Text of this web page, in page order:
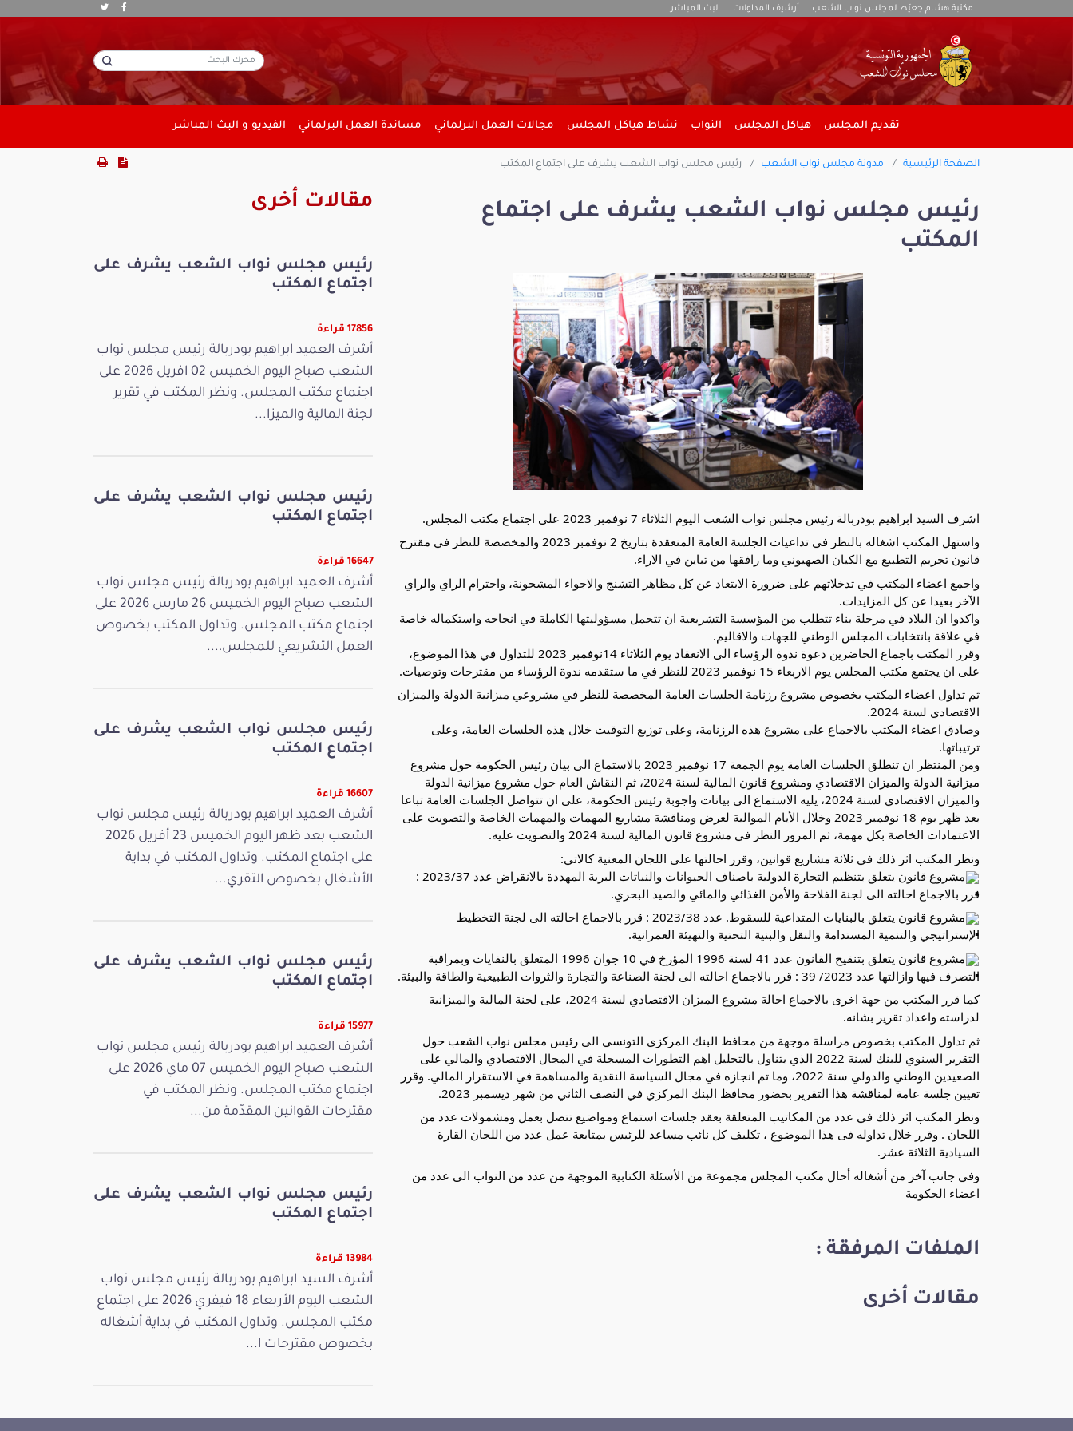
مكتبة هشام جعيّط لمجلس نواب الشعب أرشيف المداولات البث المباشر
تقديم المجلس هياكل المجلس النواب نشاط هياكل المجلس مجالات العمل البرلماني مساندة العمل البرلماني الفيديو و البث المباشر
الصفحة الرئيسية مدونة مجلس نواب الشعب رئيس مجلس نواب الشعب يشرف على اجتماع المكتب
رئيس مجلس نواب الشعب يشرف على اجتماع
المكتب
اشرف السيد ابراهيم بودربالة رئيس مجلس نواب الشعب اليوم الثلاثاء 7 نوفمبر 2023 على اجتماع مكتب المجلس.
واستهل المكتب اشغاله بالنظر في تداعيات الجلسة العامة المنعقدة بتاريخ 2 نوفمبر 2023 والمخصصة للنظر في مقترح
قانون تجريم التطبيع مع الكيان الصهيوني وما رافقها من تباين في الاراء.
واجمع اعضاء المكتب في تدخلاتهم على ضرورة الابتعاد عن كل مظاهر التشنج والاجواء المشحونة، واحترام الراي والراي
الآخر بعيدا عن كل المزايدات.
واكدوا ان البلاد في مرحلة بناء تتطلب من المؤسسة التشريعية ان تتحمل مسؤوليتها الكاملة في انجاحه واستكماله خاصة
في علاقة بانتخابات المجلس الوطني للجهات والاقاليم.
وقرر المكتب باجماع الحاضرين دعوة ندوة الرؤساء الى الانعقاد يوم الثلاثاء 14نوفمبر 2023 للتداول في هذا الموضوع،
على ان يجتمع مكتب المجلس يوم الاربعاء 15 نوفمبر 2023 للنظر في ما ستقدمه ندوة الرؤساء من مقترحات وتوصيات.
ثم تداول اعضاء المكتب بخصوص مشروع رزنامة الجلسات العامة المخصصة للنظر في مشروعي ميزانية الدولة والميزان
الاقتصادي لسنة 2024.
وصادق اعضاء المكتب بالاجماع على مشروع هذه الرزنامة، وعلى توزيع التوقيت خلال هذه الجلسات العامة، وعلى
ترتيباتها.
ومن المنتظر ان تنطلق الجلسات العامة يوم الجمعة 17 نوفمبر 2023 بالاستماع الى بيان رئيس الحكومة حول مشروع
ميزانية الدولة والميزان الاقتصادي ومشروع قانون المالية لسنة 2024، ثم النقاش العام حول مشروع ميزانية الدولة
والميزان الاقتصادي لسنة 2024، يليه الاستماع الى بيانات واجوبة رئيس الحكومة، على ان تتواصل الجلسات العامة تباعا
بعد ظهر يوم 18 نوفمبر 2023 وخلال الأيام الموالية لعرض ومناقشة مشاريع المهمات والمهمات الخاصة والتصويت على
الاعتمادات الخاصة بكل مهمة، ثم المرور النظر في مشروع قانون المالية لسنة 2024 والتصويت عليه.
ونظر المكتب اثر ذلك في ثلاثة مشاريع قوانين، وقرر احالتها على اللجان المعنية كالاتي:
مشروع قانون يتعلق بتنظيم التجارة الدولية باصناف الحيوانات والنباتات البرية المهددة بالانقراض عدد 2023/37 :
قرر بالاجماع احالته الى لجنة الفلاحة والأمن الغذائي والمائي والصيد البحري.
مشروع قانون يتعلق بالبنايات المتداعية للسقوط. عدد 2023/38 : قرر بالاجماع احالته الى لجنة التخطيط
الإستراتيجي والتنمية المستدامة والنقل والبنية التحتية والتهيئة العمرانية.
مشروع قانون يتعلق بتنقيح القانون عدد 41 لسنة 1996 المؤرخ في 10 جوان 1996 المتعلق بالنفايات وبمراقبة
التصرف فيها وازالتها عدد 2023/ 39 : قرر بالاجماع احالته الى لجنة الصناعة والتجارة والثروات الطبيعية والطاقة والبيئة.
كما قرر المكتب من جهة اخرى بالاجماع احالة مشروع الميزان الاقتصادي لسنة 2024، على لجنة المالية والميزانية
لدراسته واعداد تقرير بشانه.
ثم تداول المكتب بخصوص مراسلة موجهة من محافظ البنك المركزي التونسي الى رئيس مجلس نواب الشعب حول
التقرير السنوي للبنك لسنة 2022 الذي يتناول بالتحليل اهم التطورات المسجلة في المجال الاقتصادي والمالي على
الصعيدين الوطني والدولي سنة 2022، وما تم انجازه في مجال السياسة النقدية والمساهمة في الاستقرار المالي. وقرر
تعيين جلسة عامة لمناقشة هذا التقرير بحضور محافظ البنك المركزي في النصف الثاني من شهر ديسمبر 2023.
ونظر المكتب اثر ذلك في عدد من المكاتيب المتعلقة بعقد جلسات استماع ومواضيع تتصل بعمل ومشمولات عدد من
اللجان . وقرر خلال تداوله فى هذا الموضوع ، تكليف كل نائب مساعد للرئيس بمتابعة عمل عدد من اللجان القارة
السيادية الثلاثة عشر.
وفي جانب آخر من أشغاله أحال مكتب المجلس مجموعة من الأسئلة الكتابية الموجهة من عدد من النواب الى عدد من
اعضاء الحكومة
الملفات المرفقة :
مقالات أخرى
مقالات أخرى
رئيس مجلس نواب الشعب يشرف على
اجتماع المكتب
17856 قراءة
أشرف العميد ابراهيم بودربالة رئيس مجلس نواب
الشعب صباح اليوم الخميس 02 افريل 2026 على
اجتماع مكتب المجلس. ونظر المكتب في تقرير
لجنة المالية والميزا...
رئيس مجلس نواب الشعب يشرف على
اجتماع المكتب
16647 قراءة
أشرف العميد ابراهيم بودربالة رئيس مجلس نواب
الشعب صباح اليوم الخميس 26 مارس 2026 على
اجتماع مكتب المجلس. وتداول المكتب بخصوص
العمل التشريعي للمجلس،...
رئيس مجلس نواب الشعب يشرف على
اجتماع المكتب
16607 قراءة
أشرف العميد ابراهيم بودربالة رئيس مجلس نواب
الشعب بعد ظهر اليوم الخميس 23 أفريل 2026
على اجتماع المكتب. وتداول المكتب في بداية
الأشغال بخصوص التقري...
رئيس مجلس نواب الشعب يشرف على
اجتماع المكتب
15977 قراءة
أشرف العميد ابراهيم بودربالة رئيس مجلس نواب
الشعب صباح اليوم الخميس 07 ماي 2026 على
اجتماع مكتب المجلس. ونظر المكتب في
مقترحات القوانين المقدّمة من...
رئيس مجلس نواب الشعب يشرف على
اجتماع المكتب
13984 قراءة
أشرف السيد ابراهيم بودربالة رئيس مجلس نواب
الشعب اليوم الأربعاء 18 فيفري 2026 على اجتماع
مكتب المجلس. وتداول المكتب في بداية أشغاله
بخصوص مقترحات ا...